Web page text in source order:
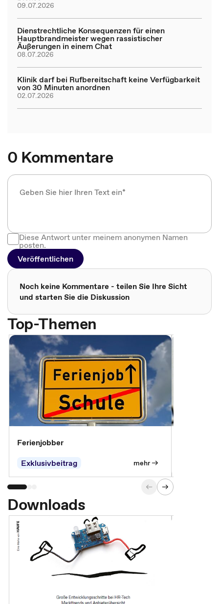
09.07.2026
Dienstrechtliche Konsequenzen für einen
Hauptbrandmeister wegen rassistischer
Äußerungen in einem Chat
08.07.2026
Klinik darf bei Rufbereitschaft keine Verfügbarkeit
von 30 Minuten anordnen
02.07.2026
0 Kommentare
Diese Antwort unter meinem anonymen Namen
posten.
Veröffentlichen
Noch keine Kommentare - teilen Sie Ihre Sicht
und starten Sie die Diskussion
Top-Themen
Ferienjobber
Exklusivbeitrag
mehr
Downloads